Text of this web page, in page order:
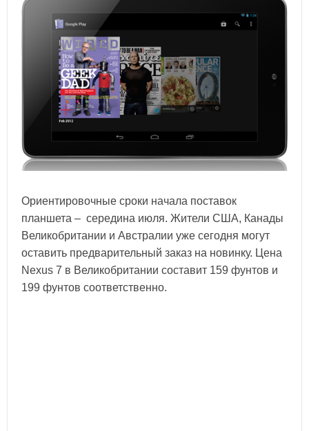
Ориентировочные сроки начала поставок
планшета – середина июля. Жители США, Канады
Великобритании и Австралии уже сегодня могут
оставить предварительный заказ на новинку. Цена
Nexus 7 в Великобритании составит 159 фунтов и
199 фунтов соответственно.